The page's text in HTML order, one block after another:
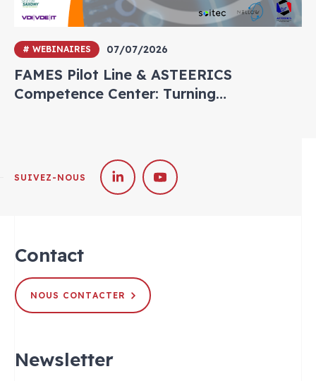
# WEBINAIRES 07/07/2026
FAMES Pilot Line & ASTEERICS
Competence Center: Turning
SUIVEZ-NOUS
Contact
NOUS CONTACTER
Newsletter